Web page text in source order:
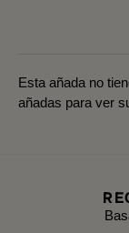
Esta añada no
añadas para ver